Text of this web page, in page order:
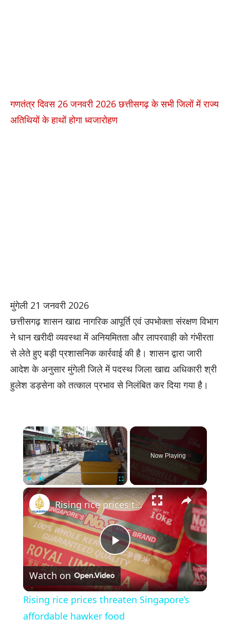
गणतंत्र दिवस 26 जनवरी 2026 छत्तीसगढ़ के सभी जिलों में राज्य
अतिथियों के हाथों होगा ध्वजारोहण
मुंगेली 21 जनवरी 2026
छत्तीसगढ़ शासन खाद्य नागरिक आपूर्ति एवं उपभोक्ता संरक्षण विभाग
ने धान खरीदी व्यवस्था में अनियमितता और लापरवाही को गंभीरता
से लेते हुए बड़ी प्रशासनिक कार्रवाई की है। शासन द्वारा जारी
आदेश के अनुसार मुंगेली जिले में पदस्थ जिला खाद्य अधिकारी श्री
हुलेश डड़सेना को तत्काल प्रभाव से निलंबित कर दिया गया है।
×
Play Unmute Fullscreen
Now Playing
×
Play
Video
Rising rice prices threaten Singapore’s affordable hawker food
Watch on
Rising rice prices threaten Singapore’s
affordable hawker food